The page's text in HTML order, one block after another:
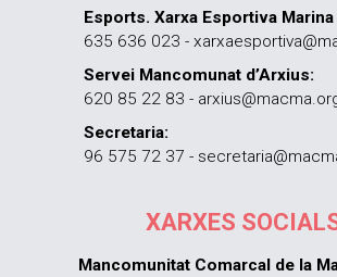
Esports. Xarxa Esportiva Marina
635 636 023 -
Servei Mancomunat d’Arxius:
620 85 22 83 -
Secretaria:
96 575 72 37 -
XARXES
Mancomunitat Comarcal de la